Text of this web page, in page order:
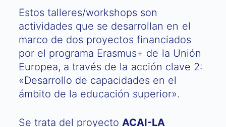
Estos talleres/workshops son
actividades que se desarrollan en el
marco de dos proyectos financiados
por el programa Erasmus+ de la Unión
Europea, a través de la acción clave 2:
«Desarrollo de capacidades en el
ámbito de la educación superior».
Se trata del proyectoACAI-LA